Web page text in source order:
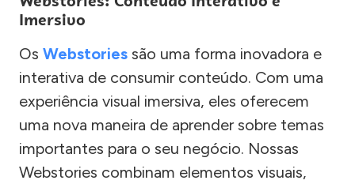
Imersivo
Os Webstories são uma forma inovadora e
interativa de consumir conteúdo. Com uma
experiência visual imersiva, eles oferecem
uma nova maneira de aprender sobre temas
importantes para o seu negócio. Nossas
Webstories combinam elementos visuais,